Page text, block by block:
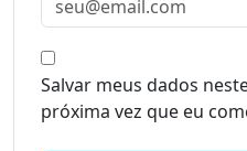
Salvar meus dados
próxima vez que eu